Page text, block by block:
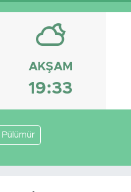
AKŞAM
19:33
Pülümür